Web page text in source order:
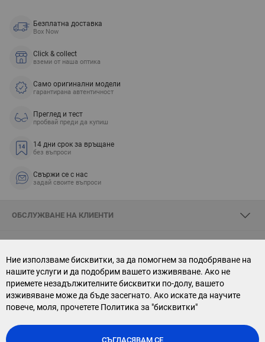
Ние използваме бисквитки, за да помогнем за подобряване на
нашите услуги и да подобрим вашето изживяване. Ако не
приемете незадължителните бисквитки по-долу, вашето
изживяване може да бъде засегнато. Ако искате да научите
повече, моля, прочетете Политика за "бисквитки"
СЪГЛАСЯВАМ СЕ
Безплатна доставка
Box Now
Click & collect
вземи от наша оптика
Само оригинални модели
гарантирана автентичност
Преглед и тест
пробвай преди да купиш
14 дни срок за връщане
без въпроси
Свържи се с нас
задай своите въпроси
ОБСЛУЖВАНЕ НА КЛИЕНТИ
СВЪРЖИ СЕ С НАС
АБОНАМЕНТ ЗА БЮЛЕТИН